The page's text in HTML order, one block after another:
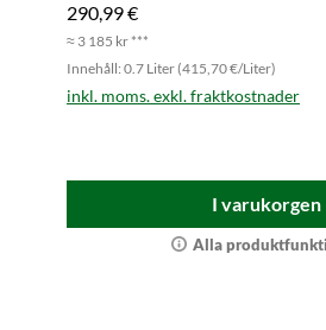
290,99 €
≈ 3 185 kr ***
Innehåll: 0.7 Liter (415,70 €/Liter)
inkl. moms. exkl. fraktkostnader
I varukorgen
Alla